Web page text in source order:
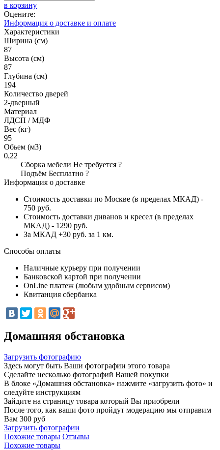
в корзину
Оцените:
Информация о доставке и оплате
Характеристики
Ширина (см)
87
Высота (см)
87
Глубина (см)
194
Количество дверей
2-дверный
Материал
ЛДСП / МДФ
Вес (кг)
95
Обьем (м3)
0,22
Сборка мебели Не требуется ?
Подъём Бесплатно ?
Информация о доставке
Стоимость доставки по Москве (в пределах МКАД) -
750 руб.
Стоимость доставки диванов и кресел (в пределах
МКАД) - 1290 руб.
За МКАД +30 руб. за 1 км.
Способы оплаты
Наличные курьеру при получении
Банковской картой при получении
OnLine платеж (любым удобным сервисом)
Квитанция сбербанка
Домашняя обстановка
Загрузить фотографию
Здесь могут быть Ваши фотографии этого товара
Сделайте несколько фотографий Вашей покупки
В блоке «Домашняя обстановка» нажмите «загрузить фото» и
следуйте инструкциям
Зайдите на страницу товара который Вы приобрели
После того, как ваши фото пройдут модерацию мы отправим
Вам 300 руб
Загрузить фотографии
Похожие товары Отзывы
Похожие товары